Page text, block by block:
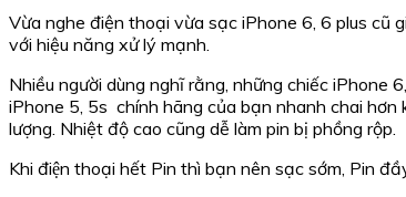
Vừa nghe điện thoại vừa sạc iPhone 6, 6 plus cũ
với hiệu năng xử lý mạnh.
Nhiều người dùng nghĩ rằng, những chiếc iPhone
iPhone 5, 5s chính hãng của bạn nhanh chai hơn
lượng. Nhiệt độ cao cũng dễ làm pin bị phồng rộp.
Khi điện thoại hết Pin thì bạn nên sạc sớm, Pin